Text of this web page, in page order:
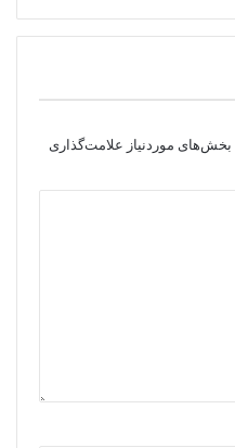
بخش‌های موردنیاز علامت‌گذاری